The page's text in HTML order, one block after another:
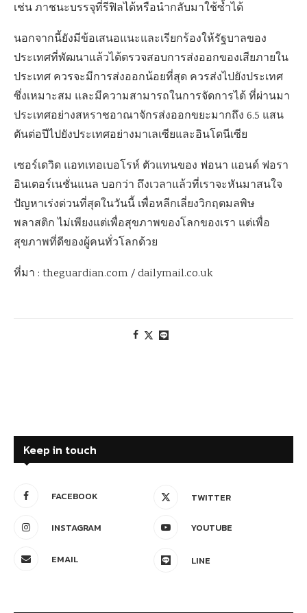
เช่น ภาชนะบรรจุที่รีฟิลได้หรือนำกลับมาใช้ซ้ำได้
นอกจากนี้ยังมีข้อเสนอแนะและเรียกร้องให้รัฐบาลของ
ประเทศที่พัฒนาแล้วได้ตรวจสอบการส่งออกของเสียภายใน
ประเทศ ควรจะมีการส่งออกน้อยที่สุด ควรส่งไปยังประเทศ
ซึ่งเหมาะสม และมีความสามารถในการจัดการได้ ที่ผ่านมา
ประเทศอย่างสหราชอาณาจักรส่งออกขยะมากถึง 6.5 แสน
ตันต่อปีไปยังประเทศอย่างมาเลเซียและอินโดนีเซีย
เซอร์เดวิด แอทเทอเบอโรห์ ตัวแทนของ ฟอนา แอนด์ ฟอรา
อินเตอร์เนชั่นแนล บอกว่า ถึงเวลาแล้วที่เราจะหันมาสนใจ
ปัญหาเร่งด่วนที่สุดในวันนี้ เพื่อหลีกเลี่ยงวิกฤตมลพิษ
พลาสติก ไม่เพียงแต่เพื่อสุขภาพของโลกของเรา แต่เพื่อ
สุขภาพที่ดีของผู้คนทั่วโลกด้วย
ที่มา : theguardian.com / dailymail.co.uk
Keep in touch
FACEBOOK TWITTER
INSTAGRAM YOUTUBE
EMAIL LINE